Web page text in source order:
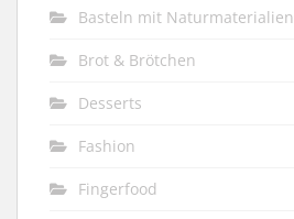
Basteln mit Naturmaterialien
Brot & Brötchen
Desserts
Fashion
Fingerfood